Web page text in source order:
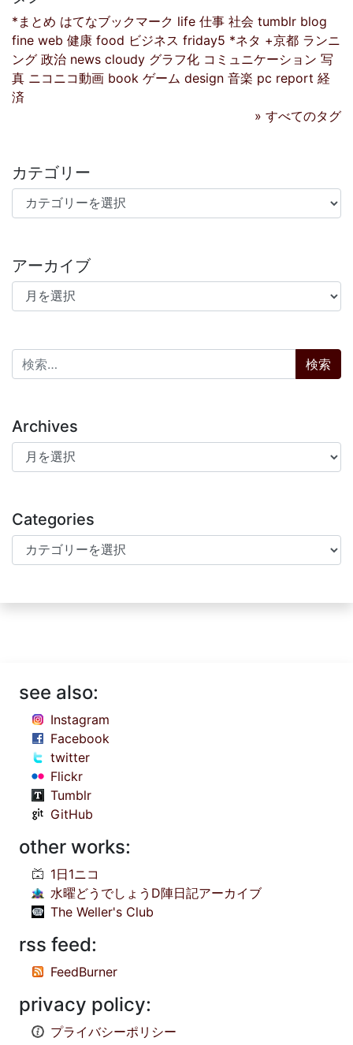
*まとめ はてなブックマーク life 仕事 社会 tumblr blog
fine web 健康 food ビジネス friday5 *ネタ +京都 ランニ
ング 政治 news cloudy グラフ化 コミュニケーション 写
真 ニコニコ動画 book ゲーム design 音楽 pc report 経
済
» すべてのタグ
カテゴリー
カテゴリー
アーカイブ
アーカイブ
検索:
Archives
Archives
Categories
Categories
see also:
Instagram
Facebook
twitter
Flickr
Tumblr
GitHub
other works:
1日1ニコ
水曜どうでしょうD陣日記アーカイブ
The Weller's Club
rss feed:
FeedBurner
privacy policy:
プライバシーポリシー